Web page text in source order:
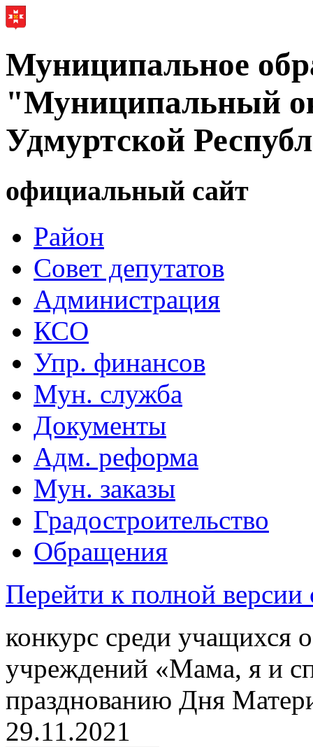
Муниципальное
"Муниципальный
Удмуртской
официальный сайт
Район
Совет депутатов
Администрация
КСО
Упр. финансов
Мун. служба
Документы
Адм. реформа
Мун. заказы
Градостроительство
Обращения
Перейти к полной версии
конкурс среди учащихся
учреждений «Мама, я и
празднованию Дня
29.11.2021